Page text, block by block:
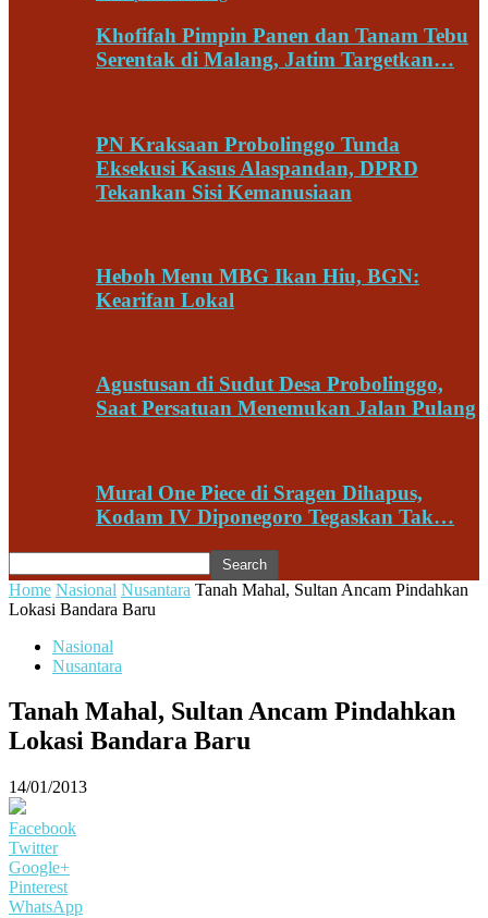
Khofifah Pimpin Panen dan Tanam Tebu
Serentak di Malang, Jatim Targetkan…
PN Kraksaan Probolinggo Tunda
Eksekusi Kasus Alaspandan, DPRD
Tekankan Sisi Kemanusiaan
Heboh Menu MBG Ikan Hiu, BGN:
Kearifan Lokal
Agustusan di Sudut Desa Probolinggo,
Saat Persatuan Menemukan Jalan Pulang
Mural One Piece di Sragen Dihapus,
Kodam IV Diponegoro Tegaskan Tak…
Home Nasional Nusantara Tanah Mahal, Sultan Ancam Pindahkan
Lokasi Bandara Baru
Nasional
Nusantara
Tanah Mahal, Sultan Ancam Pindahkan
Lokasi Bandara Baru
14/01/2013
Facebook
Twitter
Google+
Pinterest
WhatsApp